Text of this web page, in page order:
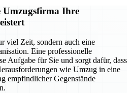
Umzugsfirma Ihre
viel Zeit, sondern auch eine
Eine professionelle
Aufgabe für Sie und sorgt dafür, dass
wie Umzug in eine
empfindlicher Gegenstände